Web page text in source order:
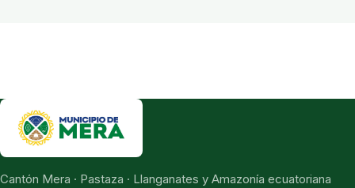
Cantón Mera · Pastaza · Llanganates y Amazonía ecuatoriana